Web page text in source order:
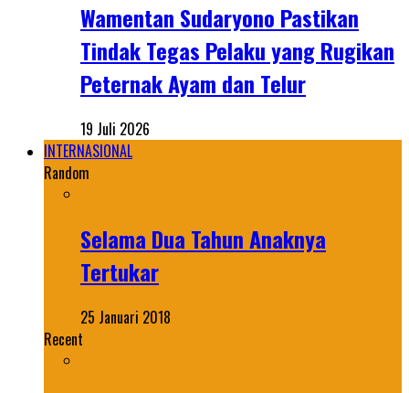
Wamentan Sudaryono Pastikan
Tindak Tegas Pelaku yang Rugikan
Peternak Ayam dan Telur
19 Juli 2026
INTERNASIONAL
Random
Selama Dua Tahun Anaknya
Tertukar
25 Januari 2018
Recent